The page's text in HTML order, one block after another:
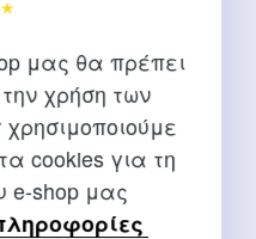
μας θα πρέπει
χρήση των
cookies για τη
e-shop μας
παραγγελιών μέσω του